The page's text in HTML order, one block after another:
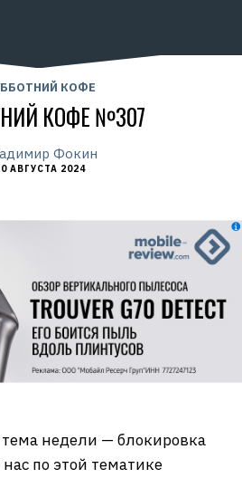
КОФЕ
КОФЕ №307
Фокин
АВГУСТА 2024
недели — блокировка
по этой тематике